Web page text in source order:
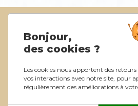
Politique de
Mentions
Menguy’s
Bonjour,
des cookies ?
Les cookies nous apportent des
vos interactions avec notre site, pour
régulièrement des améliorations à